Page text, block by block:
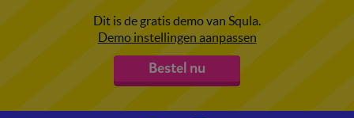
Dit is de gratis demo van Squla.
Demo instellingen aanpassen
Bestel nu